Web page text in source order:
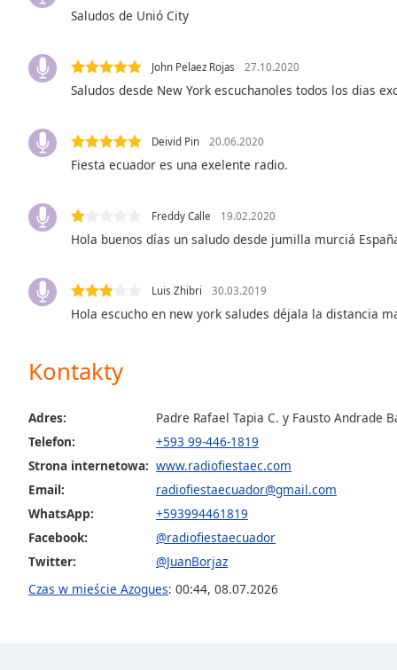
Background
Caption
Color
Edge
Style
Font
Family
Saludos de Unió City
John Pelaez Rojas 27.10.2020
Saludos desde New York escuchanoles todos los dias
Deivid Pin 20.06.2020
Fiesta ecuador es una exelente radio.
Freddy Calle 19.02.2020
Hola buenos días un saludo desde jumilla murciá
Luis Zhibri 30.03.2019
Hola escucho en new york saludes déjala la distancia
Kontakty
Adres:
Padre Rafael Tapia C. y Fausto Andrade
Telefon:
+593 99-446-1819
Strona internetowa: www.radiofiestaec.com
Email:
radiofiestaecuador@gmail.com
WhatsApp:
+593994461819
Facebook:
@radiofiestaecuador
Twitter:
@JuanBorjaz
Czas w mieście Azogues: 00:44, 08.07.2026